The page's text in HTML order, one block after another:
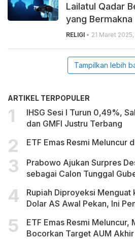
Lailatul Qadar
yang Bermakna
RELIGI • 21 Maret 2025,
Tampilkan lebih
ARTIKEL TERPOPULER
IHSG Sesi I Turun 0,49%,
dan GMFI Justru Terbang
ETF Emas Resmi Meluncur
Prabowo Ajukan Surpres
sebagai Calon Tunggal
Rupiah Diproyeksi Menguat
Dolar AS Awal Pekan, Ini
ETF Emas Resmi Meluncur,
Bocorkan Target AUM Akhir